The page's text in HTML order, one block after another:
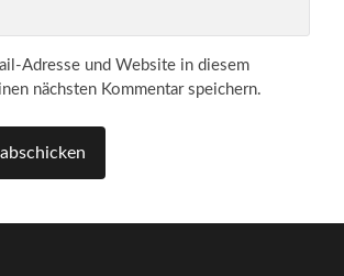
Adresse und Website in diesem
nächsten Kommentar speichern.